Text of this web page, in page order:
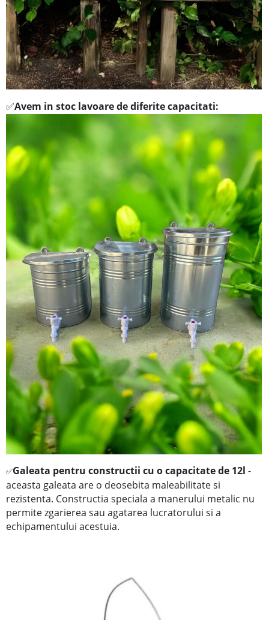
✅Avem in stoc lavoare de diferite capacitati:
✅Galeata pentru constructii cu o capacitate de 12l -
aceasta galeata are o deosebita maleabilitate si
rezistenta. Constructia speciala a manerului metalic nu
permite zgarierea sau agatarea lucratorului si a
echipamentului acestuia.